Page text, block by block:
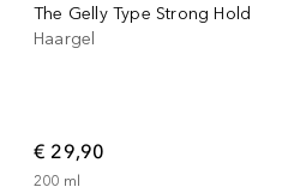
The Gelly Type Strong Hold
Haargel
€ 29,90
200 ml